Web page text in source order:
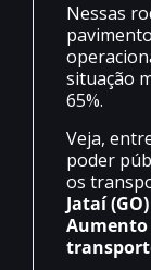
Nessas
situação
65%.
Veja,
poder
os
Jataí
Aumento